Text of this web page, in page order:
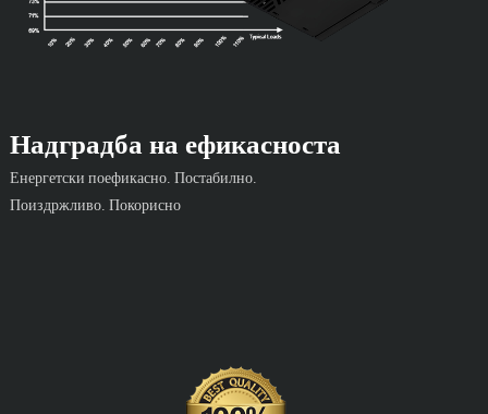
Надградба на ефикасноста
Енергетски поефикасно. Постабилно.
Поиздржливо. Покорисно